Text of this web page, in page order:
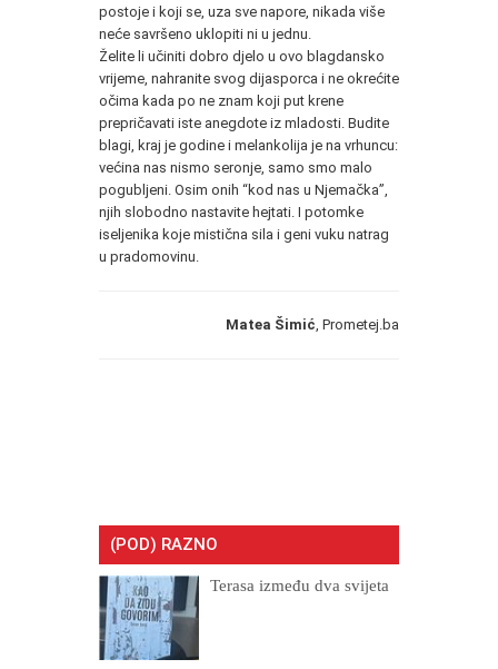
postoje i koji se, uza sve napore, nikada više
neće savršeno uklopiti ni u jednu.
Želite li učiniti dobro djelo u ovo blagdansko
vrijeme, nahranite svog dijasporca i ne okrećite
očima kada po ne znam koji put krene
prepričavati iste anegdote iz mladosti. Budite
blagi, kraj je godine i melankolija je na vrhuncu:
većina nas nismo seronje, samo smo malo
pogubljeni. Osim onih “kod nas u Njemačka”,
njih slobodno nastavite hejtati. I potomke
iseljenika koje mistična sila i geni vuku natrag
u pradomovinu.
Matea Šimić , Prometej.ba
(POD) RAZNO
Terasa između dva svijeta